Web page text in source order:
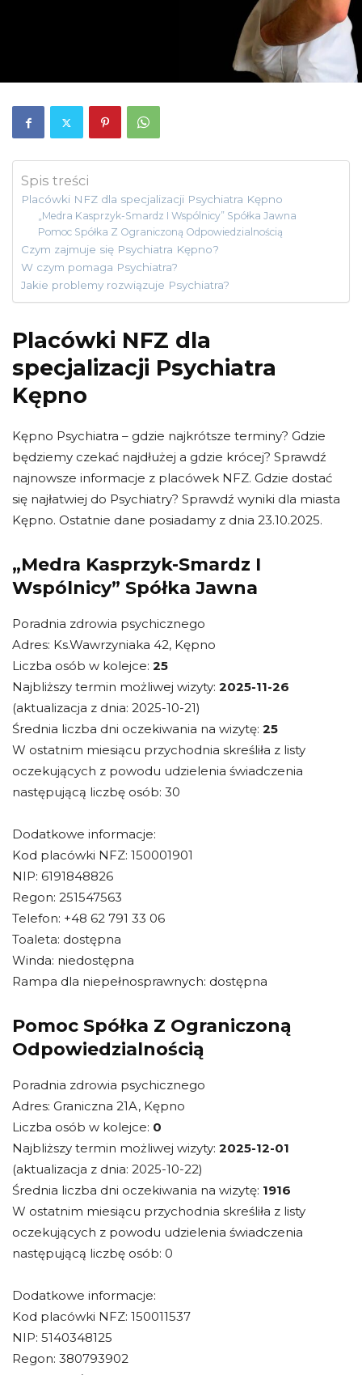
Spis treści
Placówki NFZ dla specjalizacji Psychiatra Kępno
„Medra Kasprzyk-Smardz I Wspólnicy” Spółka Jawna
Pomoc Spółka Z Ograniczoną Odpowiedzialnością
Czym zajmuje się Psychiatra Kępno?
W czym pomaga Psychiatra?
Jakie problemy rozwiązuje Psychiatra?
Placówki NFZ dla
specjalizacji Psychiatra
Kępno
Kępno Psychiatra – gdzie najkrótsze terminy? Gdzie
będziemy czekać najdłużej a gdzie krócej? Sprawdź
najnowsze informacje z placówek NFZ. Gdzie dostać
się najłatwiej do Psychiatry? Sprawdź wyniki dla miasta
Kępno. Ostatnie dane posiadamy z dnia 23.10.2025.
„Medra Kasprzyk-Smardz I
Wspólnicy” Spółka Jawna
Poradnia zdrowia psychicznego
Adres: Ks.Wawrzyniaka 42, Kępno
Liczba osób w kolejce: 25
Najbliższy termin możliwej wizyty: 2025-11-26
(aktualizacja z dnia: 2025-10-21)
Średnia liczba dni oczekiwania na wizytę: 25
W ostatnim miesiącu przychodnia skreśliła z listy
oczekujących z powodu udzielenia świadczenia
następującą liczbę osób: 30
Dodatkowe informacje:
Kod placówki NFZ: 150001901
NIP: 6191848826
Regon: 251547563
Telefon: +48 62 791 33 06
Toaleta: dostępna
Winda: niedostępna
Rampa dla niepełnosprawnych: dostępna
Pomoc Spółka Z Ograniczoną
Odpowiedzialnością
Poradnia zdrowia psychicznego
Adres: Graniczna 21A, Kępno
Liczba osób w kolejce: 0
Najbliższy termin możliwej wizyty: 2025-12-01
(aktualizacja z dnia: 2025-10-22)
Średnia liczba dni oczekiwania na wizytę: 1916
W ostatnim miesiącu przychodnia skreśliła z listy
oczekujących z powodu udzielenia świadczenia
następującą liczbę osób: 0
Dodatkowe informacje:
Kod placówki NFZ: 150011537
NIP: 5140348125
Regon: 380793902